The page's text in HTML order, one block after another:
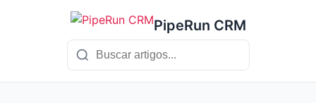
PipeRun CRM